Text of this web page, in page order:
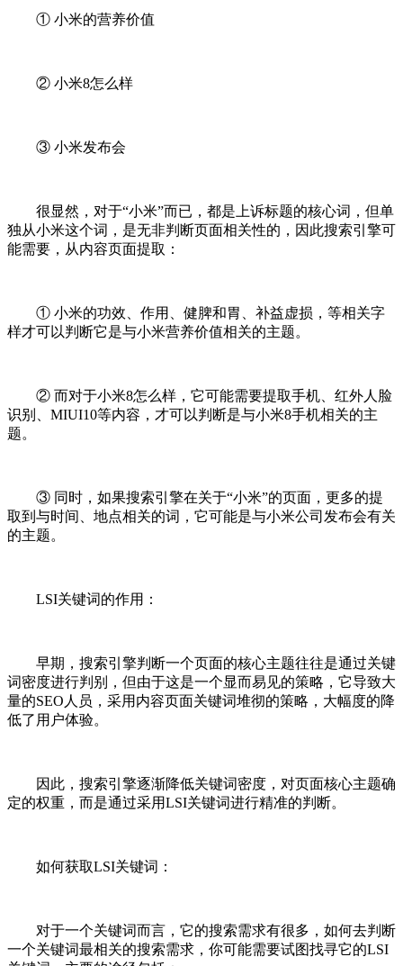
① 小米的营养价值
② 小米8怎么样
③ 小米发布会
很显然，对于“小米”而已，都是上诉标题的核心词，但单
独从小米这个词，是无非判断页面相关性的，因此搜索引擎可
能需要，从内容页面提取：
① 小米的功效、作用、健脾和胃、补益虚损，等相关字
样才可以判断它是与小米营养价值相关的主题。
② 而对于小米8怎么样，它可能需要提取手机、红外人脸
识别、MIUI10等内容，才可以判断是与小米8手机相关的主
题。
③ 同时，如果搜索引擎在关于“小米”的页面，更多的提
取到与时间、地点相关的词，它可能是与小米公司发布会有关
的主题。
LSI关键词的作用：
早期，搜索引擎判断一个页面的核心主题往往是通过关键
词密度进行判别，但由于这是一个显而易见的策略，它导致大
量的SEO人员，采用内容页面关键词堆彻的策略，大幅度的降
低了用户体验。
因此，搜索引擎逐渐降低关键词密度，对页面核心主题确
定的权重，而是通过采用LSI关键词进行精准的判断。
如何获取LSI关键词：
对于一个关键词而言，它的搜索需求有很多，如何去判断
一个关键词最相关的搜索需求，你可能需要试图找寻它的LSI